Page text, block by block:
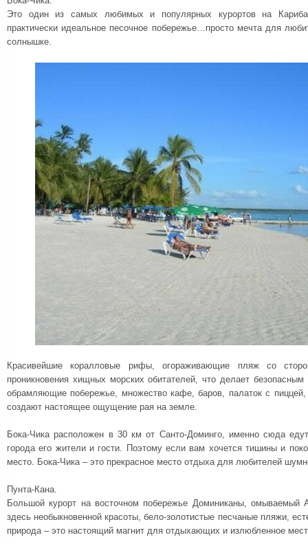
Это один из самых любимых и популярных курортов на
практически идеальное песочное побережье…просто мечта для
солнышке.
Красивейшие коралловые рифы, огораживающие пляж со
проникновения хищных морских обитателей, что делает
обрамляющие побережье, множество кафе, баров, палаток с
создают настоящее ощущение рая на земле.
Бока-Чика расположен в 30 км от Санто-Доминго, именно сюда
города его жители и гости. Поэтому если вам хочется тишины и
место. Бока-Чика – это прекрасное место отдыха для любителей
Пунта-Кана.
Большой курорт на восточном побережье Доминиканы, омываемый
здесь необыкновенной красоты, бело-золотистые песчаные пляжи,
природа – это настоящий магнит для отдыхающих и излюбленное